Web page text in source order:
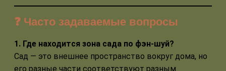
❓ Часто задаваемые вопросы
1. Где находится зона сада по фэн-шуй?
Сад — это внешнее пространство вокруг дома, но
его разные части соответствуют разным